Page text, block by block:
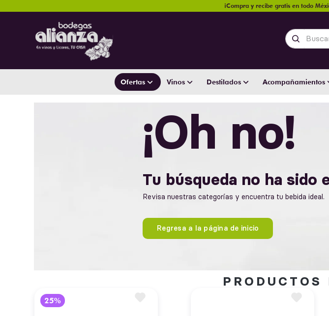
¡Compra y recibe gratis en todo
Buscar por
Ofertas Vinos Destilados Acompañamientos
¡Oh no!
Tu búsqueda no ha sido
Revisa nuestras categorías y encuentra tu bebida ideal.
Regresa a la página de inicio
PRODUCTOS